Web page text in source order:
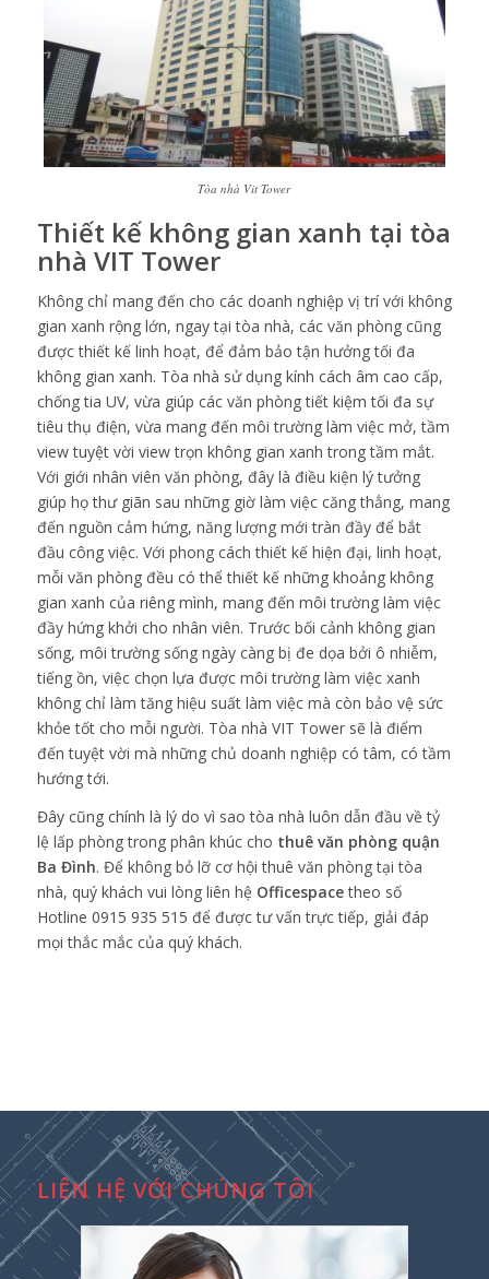
Tòa nhà Vit Tower
Thiết kế không gian xanh tại tòa
nhà VIT Tower
Không chỉ mang đến cho các doanh nghiệp vị trí với không
gian xanh rộng lớn, ngay tại tòa nhà, các văn phòng cũng
được thiết kế linh hoạt, để đảm bảo tận hưởng tối đa
không gian xanh. Tòa nhà sử dụng kính cách âm cao cấp,
chống tia UV, vừa giúp các văn phòng tiết kiệm tối đa sự
tiêu thụ điện, vừa mang đến môi trường làm việc mở, tầm
view tuyệt vời view trọn không gian xanh trong tầm mắt.
Với giới nhân viên văn phòng, đây là điều kiện lý tưởng
giúp họ thư giãn sau những giờ làm việc căng thẳng, mang
đến nguồn cảm hứng, năng lượng mới tràn đầy để bắt
đầu công việc. Với phong cách thiết kế hiện đại, linh hoạt,
mỗi văn phòng đều có thể thiết kế những khoảng không
gian xanh của riêng mình, mang đến môi trường làm việc
đầy hứng khởi cho nhân viên. Trước bối cảnh không gian
sống, môi trường sống ngày càng bị đe dọa bởi ô nhiễm,
tiếng ồn, việc chọn lựa được môi trường làm việc xanh
không chỉ làm tăng hiệu suất làm việc mà còn bảo vệ sức
khỏe tốt cho mỗi người. Tòa nhà VIT Tower sẽ là điểm
đến tuyệt vời mà những chủ doanh nghiệp có tâm, có tầm
hướng tới.
Đây cũng chính là lý do vì sao tòa nhà luôn dẫn đầu về tỷ
lệ lấp phòng trong phân khúc cho thuê văn phòng quận
Ba Đình. Để không bỏ lỡ cơ hội thuê văn phòng tại tòa
nhà, quý khách vui lòng liên hệ Officespacetheo số
Hotline 0915 935 515 để được tư vấn trực tiếp, giải đáp
mọi thắc mắc của quý khách.
LIÊN HỆ VỚI CHÚNG TÔI